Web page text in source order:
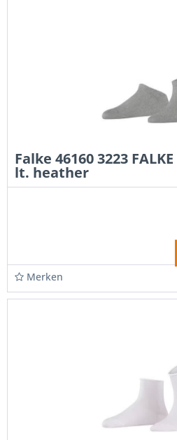
Falke 46160 3223
lt. heather
Merken